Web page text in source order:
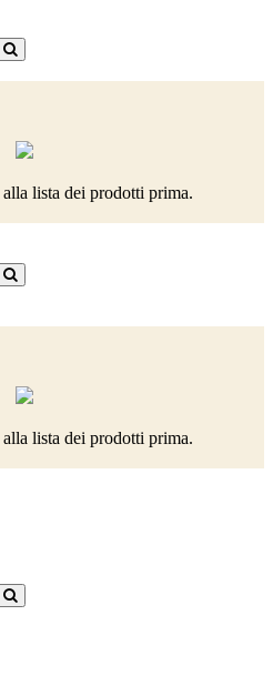
lista dei prodotti prima.
lista dei prodotti prima.